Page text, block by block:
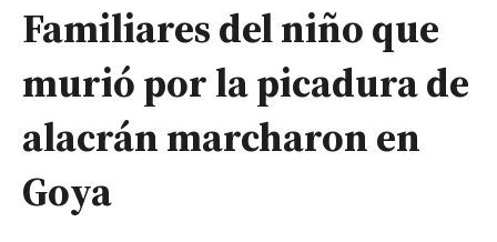
Familiares del niño que
murió por la picadura de
alacrán marcharon en
Goya